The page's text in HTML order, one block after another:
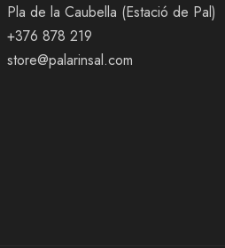
Pla de la Caubella (Estació de Pal)
+376 878 219
store@palarinsal.com